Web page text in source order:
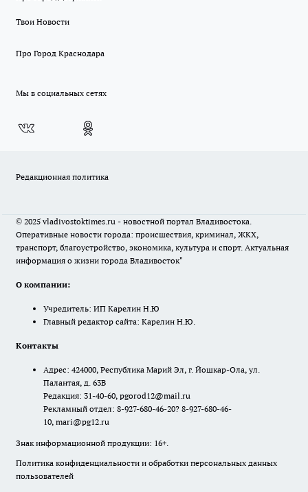
Твои Новости
Про Город Краснодара
Мы в социальных сетях
Редакционная политика
© 2025 vladivostoktimes.ru - новостной портал Владивостока.
Оперативные новости города: происшествия, криминал, ЖКХ,
транспорт, благоустройство, экономика, культура и спорт. Актуальная
информация о жизни города Владивосток"
О компании:
Учредитель: ИП Карелин Н.Ю
Главный редактор сайта: Карелин Н.Ю.
Контакты
Адрес: 424000, Республика Марий Эл, г. Йошкар-Ола, ул.
Палантая, д. 63В
Редакция: 31-40-60, pgorod12@mail.ru
Рекламный отдел: 8-927-680-46-20? 8-927-680-46-
10, mari@pg12.ru
Знак информационной продукции: 16+.
Политика конфиденциальности и обработки персональных данных
пользователей